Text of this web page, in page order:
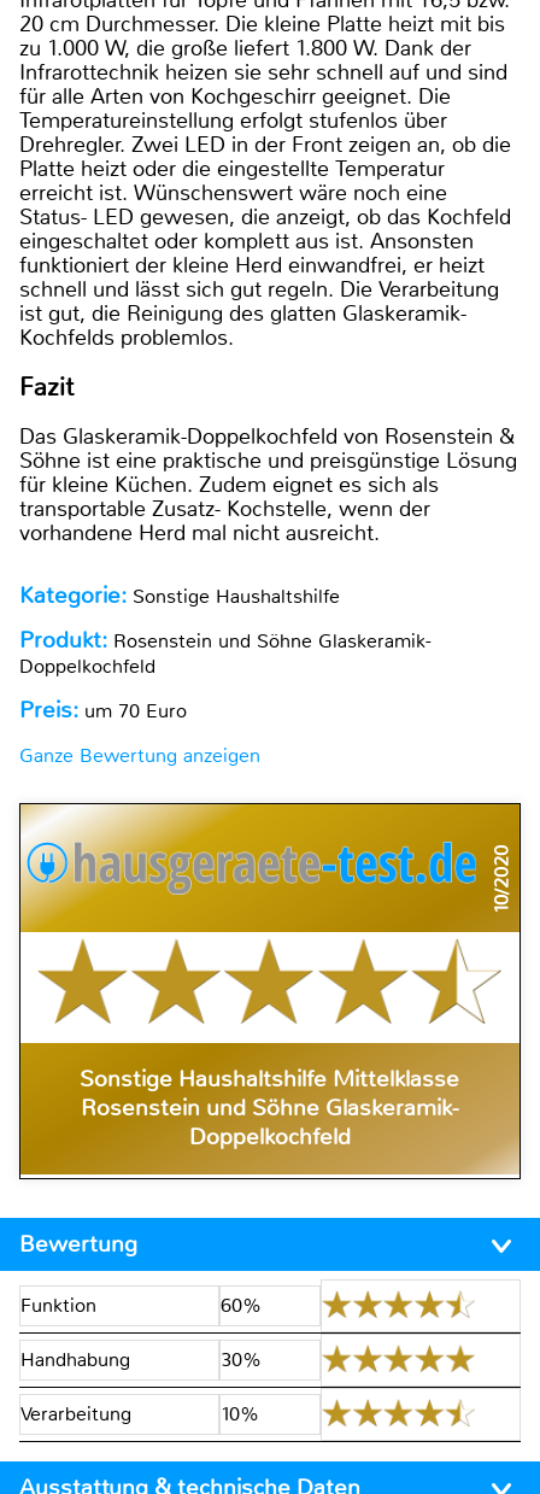
20 cm Durchmesser. Die kleine Platte heizt mit bis
zu 1.000 W, die große liefert 1.800 W. Dank der
Infrarottechnik heizen sie sehr schnell auf und sind
für alle Arten von Kochgeschirr geeignet. Die
Temperatureinstellung erfolgt stufenlos über
Drehregler. Zwei LED in der Front zeigen an, ob die
Platte heizt oder die eingestellte Temperatur
erreicht ist. Wünschenswert wäre noch eine
Status- LED gewesen, die anzeigt, ob das Kochfeld
eingeschaltet oder komplett aus ist. Ansonsten
funktioniert der kleine Herd einwandfrei, er heizt
schnell und lässt sich gut regeln. Die Verarbeitung
ist gut, die Reinigung des glatten Glaskeramik-
Kochfelds problemlos.
Fazit
Das Glaskeramik-Doppelkochfeld von Rosenstein &
Söhne ist eine praktische und preisgünstige Lösung
für kleine Küchen. Zudem eignet es sich als
transportable Zusatz- Kochstelle, wenn der
vorhandene Herd mal nicht ausreicht.
Kategorie: Sonstige Haushaltshilfe
Produkt: Rosenstein und Söhne Glaskeramik-
Doppelkochfeld
Preis: um 70 Euro
Ganze Bewertung anzeigen
10/2020
Sonstige Haushaltshilfe Mittelklasse
Rosenstein und Söhne Glaskeramik-
Doppelkochfeld
Bewertung
Funktion 60%
Handhabung 30%
Verarbeitung 10%
Ausstattung & technische Daten